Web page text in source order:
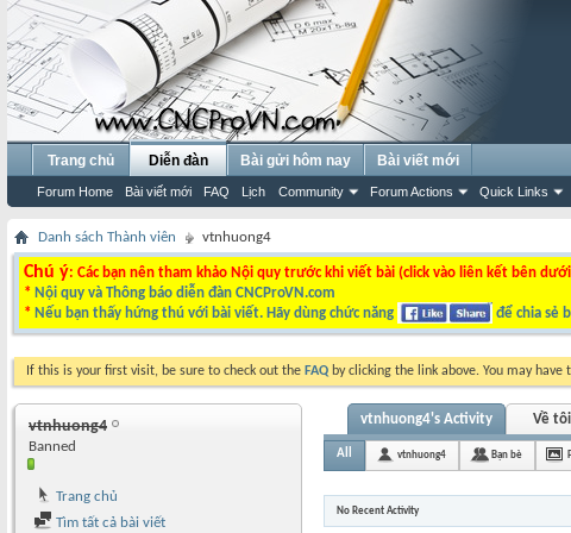
Trang chủ Diễn đàn
Forum Home Bài viết mới FAQ Lịch Community Forum Actions Quick Links
Bài gửi hôm nay Bài viết mới
Danh sách Thành viên vtnhuong4
Chú ý: Các bạn nên tham khảo Nội quy trước khi viết bài (click vào liên kết bên
* Nội quy và Thông báo diễn đàn CNCProVN.com
* Nếu bạn thấy hứng thú với bài viết. Hãy dùng chức năng để chia sẻ
If this is your first visit, be sure to check out the FAQ by clicking the link above. You may have
vtnhuong4
Banned
Trang chủ
Tìm tất cả bài viết
vtnhuong4's Activity Về tôi
All vtnhuong4 Bạn bè
No Recent Activity